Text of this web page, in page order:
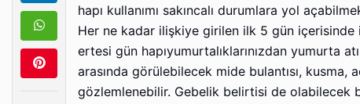
hapı kullanımı sakıncalı durumlara yol
Her ne kadar ilişkiye girilen ilk 5 gün
ertesi gün hapıyumurtalıklarınızdan yumurta
arasında görülebilecek mide bulantısı,
gözlemlenebilir. Gebelik belirtisi de olabilecek